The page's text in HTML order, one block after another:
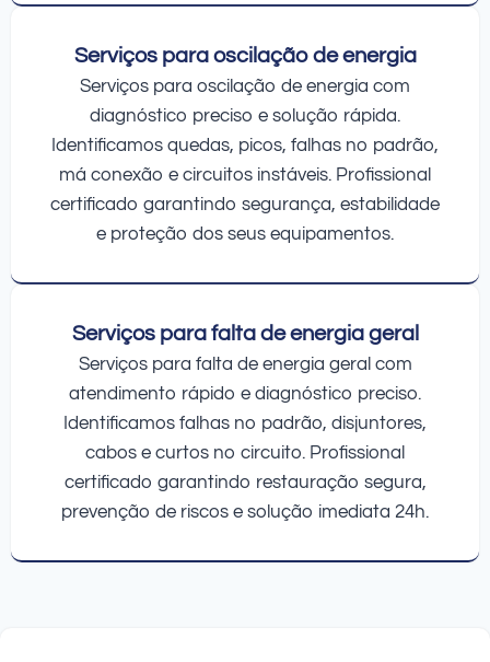
Serviços para oscilação de energia
Serviços para oscilação de energia com
diagnóstico preciso e solução rápida.
Identificamos quedas, picos, falhas no padrão,
má conexão e circuitos instáveis. Profissional
certificado garantindo segurança, estabilidade
e proteção dos seus equipamentos.
Serviços para falta de energia geral
Serviços para falta de energia geral com
atendimento rápido e diagnóstico preciso.
Identificamos falhas no padrão, disjuntores,
cabos e curtos no circuito. Profissional
certificado garantindo restauração segura,
prevenção de riscos e solução imediata 24h.